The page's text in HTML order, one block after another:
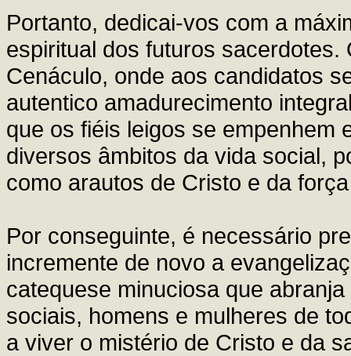
Portanto, dedicai-vos com a
espiritual dos futuros
Cenáculo, onde aos candidatos
autentico amadurecimento
que os fiéis leigos se empenhem
diversos âmbitos da vida social,
como arautos de Cristo e da
Por conseguinte, é necessário
incremente de novo a
catequese minuciosa que
sociais, homens e mulheres de
a viver o mistério de Cristo e da